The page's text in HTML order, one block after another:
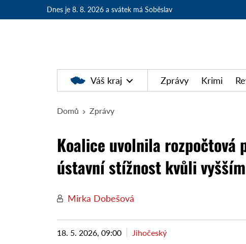
Dnes je 8. 8. 2026 a svátek má Soběslav
Váš kraj Zprávy Krimi
Domů Zprávy
Koalice uvolnila rozpočtová
ústavní stížnost kvůli
Mirka Dobešová
18. 5. 2026, 09:00 Jihočeský